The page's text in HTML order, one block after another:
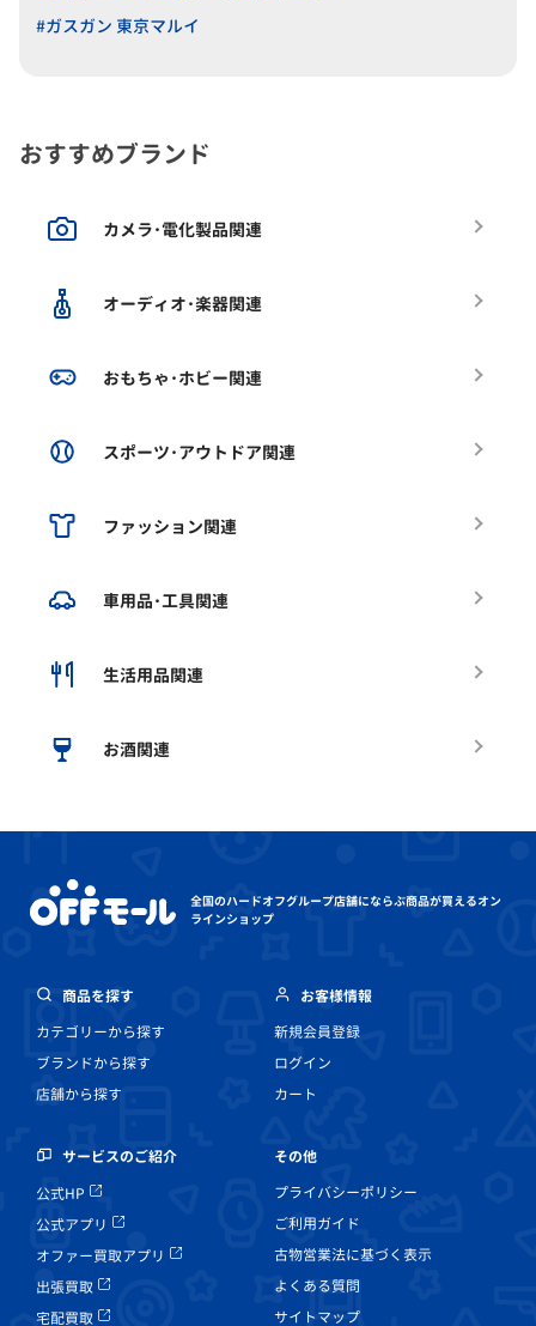
#ガスガン 東京マルイ
おすすめブランド
カメラ･電化製品関連
オーディオ･楽器関連
おもちゃ･ホビー関連
スポーツ･アウトドア関連
ファッション関連
車用品･工具関連
生活用品関連
お酒関連
全国のハードオフグループ店舗にならぶ商品が買えるオン
ラインショップ
商品を探す
カテゴリーから探す
ブランドから探す
店舗から探す
お客様情報
新規会員登録
ログイン
カート
サービスのご紹介
公式HP
公式アプリ
オファー買取アプリ
出張買取
宅配買取
その他
プライバシーポリシー
ご利用ガイド
古物営業法に基づく表示
よくある質問
サイトマップ